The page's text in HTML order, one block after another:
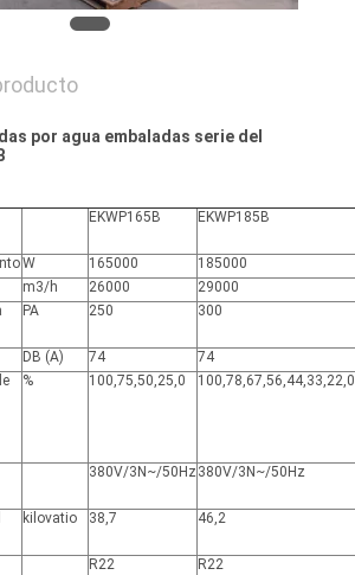
por agua embaladas serie del
EKWP165B EKWP185B
W 165000
185000
m3/h 26000
29000
PA 250 300
DB (A) 74
74
% 100,75,50,25,0 100,78,67,56,44,33,22,0
380V/3N~/50Hz380V/3N~/50Hz
kilovatio 38,7 46,2
R22
R22